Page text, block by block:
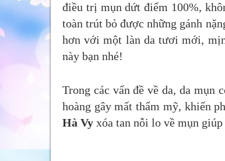
điều trị mụn dứt điểm 100%,
toàn trút bỏ được những gánh
hơn với một làn da tươi mới,
này bạn nhé!
Trong các vấn đề về da, da mụn
hoàng gây mất thẩm mỹ, khiến
Hà Vy xóa tan nỗi lo về mụn